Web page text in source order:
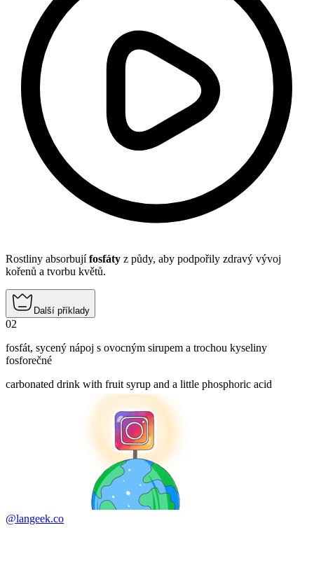
Rostliny absorbujífosfáty z půdy, aby podpořily zdravý vývoj
kořenů a tvorbu květů.
Další příklady
02
fosfát, sycený nápoj s ovocným sirupem a trochou kyseliny
fosforečné
carbonated drink with fruit syrup and a little phosphoric acid
@langeek.co